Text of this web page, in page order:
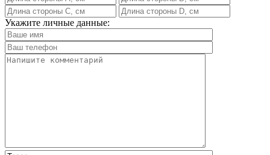
Укажите личные данные: